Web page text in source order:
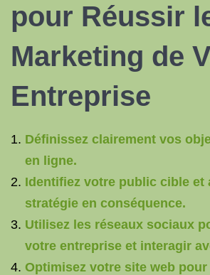
pour Réussir
Marketing de
Entreprise
Définissez clairement vos
en ligne.
Identifiez votre public cible et
stratégie en conséquence.
Utilisez les réseaux sociaux
votre entreprise et interagir
Optimisez votre site web pour